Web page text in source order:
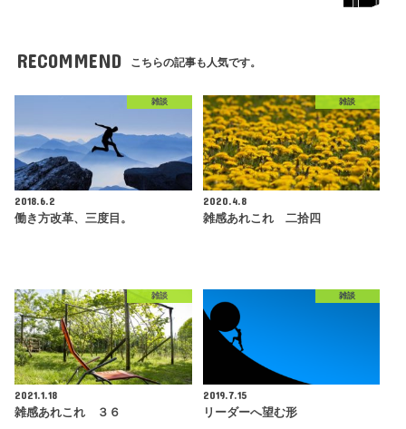
RECOMMEND こちらの記事も人気です。
雑談
2018.6.2
働き方改革、三度目。
雑談
2020.4.8
雑感あれこれ 二拾四
雑談
2021.1.18
雑感あれこれ ３６
雑談
2019.7.15
リーダーへ望む形